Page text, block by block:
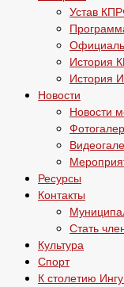
Устав
История
История
Новости
Новости
Ресурсы
Контакты
Стать
Культура
Спорт
К столетию